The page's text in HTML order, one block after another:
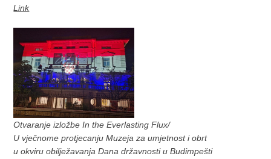
Link
Otvaranje izložbe In the Everlasting Flux/
U vječnome protjecanju Muzeja za umjetnost i obrt
u okviru obilježavanja Dana državnosti u Budimpešti